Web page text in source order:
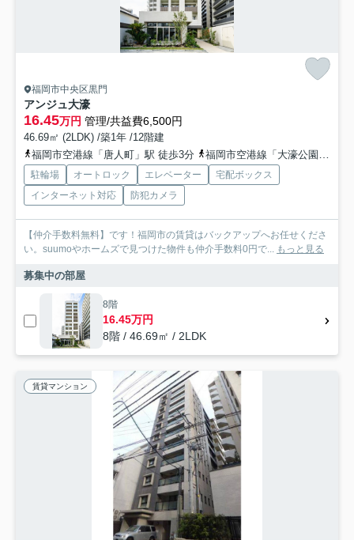
福岡市中央区黒門
アンジュ大濠
16.45万円 管理/共益費6,500円
46.69㎡ (2LDK) /築1年 /12階建
福岡市空港線「唐人町」駅 徒歩3分
福岡市空港線「大濠公園」駅 徒歩10分
駐輪場 オートロック エレベーター
宅配ボックス
インターネット対応
防犯カメラ
【仲介手数料無料】です！福岡市の賃貸はバックアップへお任せくださ
い。suumoやホームズで見つけた物件も仲介手数料0円で... もっと見る
募集中の部屋
8階
16.45万円
8階 / 46.69㎡ / 2LDK
賃貸マンション